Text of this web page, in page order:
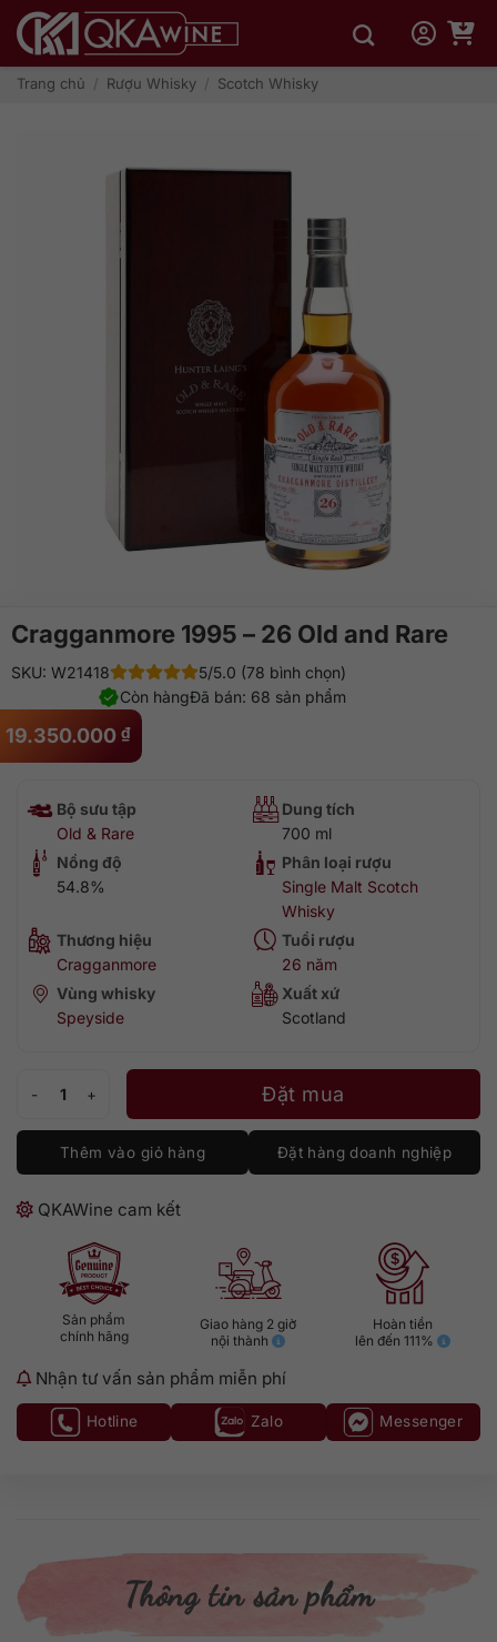
qua
dungTrang chủ / Rượu Whisky / Scotch Whisky
Cragganmore 1995 – 26 Old and Rare
19.350.000 ₫
SKU: W21418
5/5.0 (78 bình chọn)
Đã bán: 68 sản phẩm
Còn hàng
Bộ sưu tập
Old & Rare
Dung tích
700 ml
Nồng độ
54.8%
Phân loại rượu
Single Malt Scotch
Whisky
Thương hiệu
Cragganmore
Tuổi rượu
26 năm
Vùng whisky
Speyside
Xuất xứ
Scotland
Cragganmore 1995 - 26 Old and Rare số lượng
Đặt mua
Thêm vào giỏ hàng Đặt hàng doanh nghiệp
QKAWine cam kết
Sản phẩm
chính hãng
Giao hàng 2 giờ
nội thành
Hoàn tiền
lên đến 111%
Nhận tư vấn sản phẩm miễn phí
Hotline Zalo Messenger
Thông tin sản phẩm